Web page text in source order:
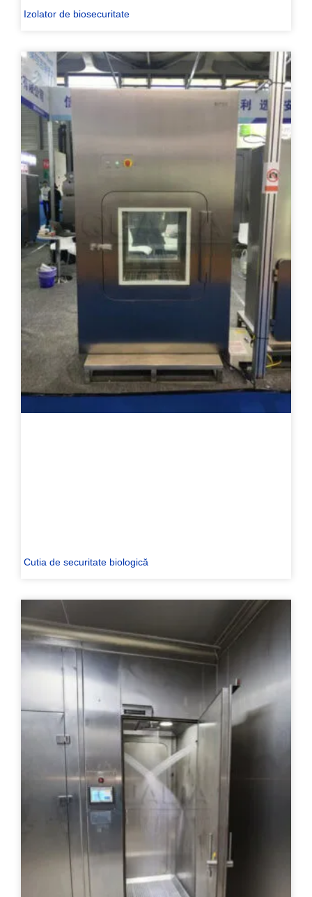
Izolator de biosecuritate
Cutia de securitate biologică